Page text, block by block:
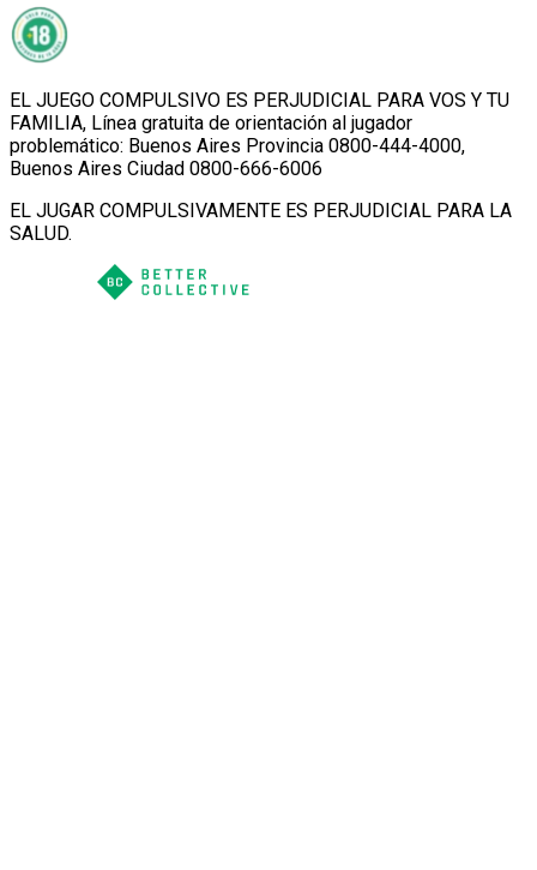
EL JUEGO COMPULSIVO ES PERJUDICIAL PARA VOS Y TU
FAMILIA, Línea gratuita de orientación al jugador
problemático: Buenos Aires Provincia 0800-444-4000,
Buenos Aires Ciudad 0800-666-6006
EL JUGAR COMPULSIVAMENTE ES PERJUDICIAL PARA LA
SALUD.